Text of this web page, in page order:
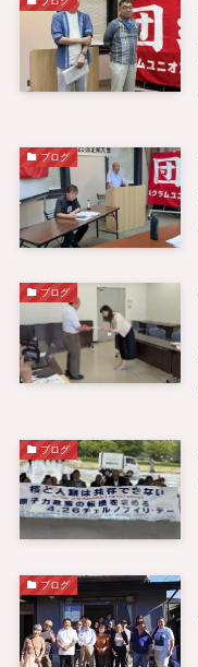
ブログ
ブログ
ブログ
ブログ